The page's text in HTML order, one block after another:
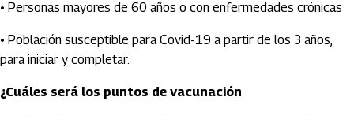
• Personas mayores de 60 años o con enfermedades crónicas
• Población susceptible para Covid-19 a partir de los 3 años,
para iniciar y completar.
¿Cuáles será los puntos de vacunación